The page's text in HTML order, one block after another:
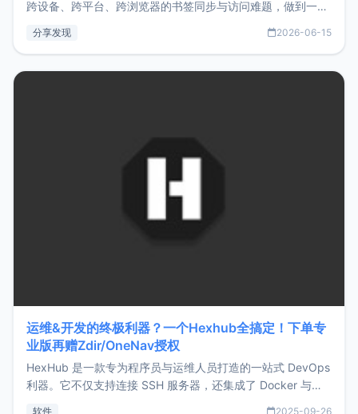
跨设备、跨平台、跨浏览器的书签同步与访问难题，做到一处
用，让管理更高效。ZMark官网地址：
分享发现 2026-06-15
运维&开发的终极利器？一个Hexhub全搞定！下单专
业版再赠Zdir/OneNav授权
HexHub 是一款专为程序员与运维人员打造的一站式 DevOps
利器。它不仅支持连接 SSH 服务器，还集成了 Docker 与常
软件 2025-09-26